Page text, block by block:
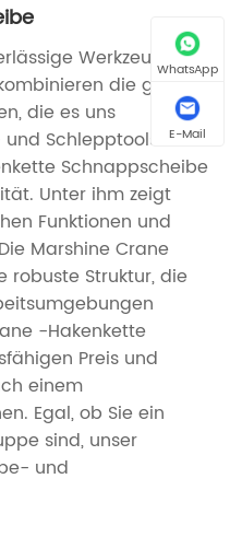
Werkzeuge für
die gute
die es uns
Schlepptools
Schnappscheibe
Unter ihm zeigt
Funktionen und
Marshine Crane
robuste Struktur, die
-Hakenkette
Preis und
einem
Egal, ob Sie ein
sind, unser
und
WhatsApp
E-Mail